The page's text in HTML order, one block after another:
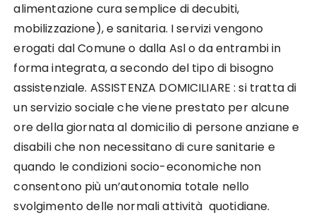
alimentazione cura semplice di decubiti,
mobilizzazione), e sanitaria. I servizi vengono
erogati dal Comune o dalla Asl o da entrambi in
forma integrata, a secondo del tipo di bisogno
assistenziale. ASSISTENZA DOMICILIARE : si tratta di
un servizio sociale che viene prestato per alcune
ore della giornata al domicilio di persone anziane e
disabili che non necessitano di cure sanitarie e
quando le condizioni socio-economiche non
consentono più un’autonomia totale nello
svolgimento delle normali attività quotidiane.